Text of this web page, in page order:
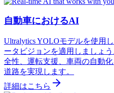
自動車におけるAI
Ultralytics YOLOモデルを使用
ータビジョンを適用しましょ
全性、運転支援、車両の自動
道路を実現します。
詳細はこちら